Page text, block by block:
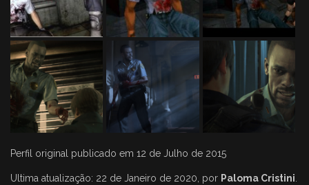
Perfil original publicado em 12 de Julho de 2015
Ultima atualização: 22 de Janeiro de 2020, por Paloma Cristini